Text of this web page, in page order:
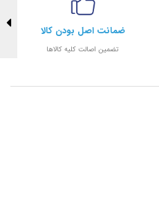
ضمانت اصل بودن کالا
تضمین اصالت کلیه کالاها